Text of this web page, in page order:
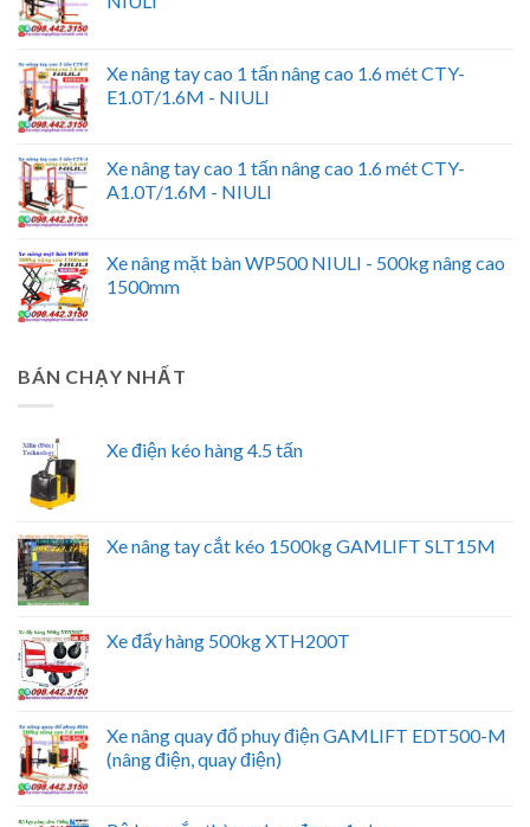
Xe nâng tay cao 1 tấn nâng cao 1.6 mét CTY-
E1.0T/1.6M - NIULI
Xe nâng tay cao 1 tấn nâng cao 1.6 mét CTY-
A1.0T/1.6M - NIULI
Xe nâng mặt bàn WP500 NIULI - 500kg nâng cao
1500mm
BÁN CHẠY NHẤT
Xe điện kéo hàng 4.5 tấn
Xe nâng tay cắt kéo 1500kg GAMLIFT SLT15M
Xe đẩy hàng 500kg XTH200T
Xe nâng quay đổ phuy điện GAMLIFT EDT500-M
(nâng điện, quay điện)